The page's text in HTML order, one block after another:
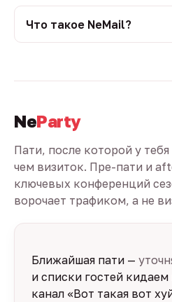
Что такое NeMail?
NeParty
Пати, после которой у
чем визиток. Пре-пати и
ключевых конференций
ворочает трафиком, а не
Ближайшая пати —
и списки гостей
канал «Вот такая вот